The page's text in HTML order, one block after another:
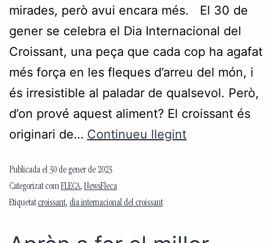
mirades, però avui encara més. El 30 de
gener se celebra el Dia Internacional del
Croissant, una peça que cada cop ha agafat
més força en les fleques d’arreu del món, i
és irresistible al paladar de qualsevol. Però,
d’on prové aquest aliment? El croissant és
originari de… Continueu llegint
Publicada el30 de gener de 2023
Categorizat comFLECA, NewsFleca
Etiquetatcroissant, dia internacional del croissant